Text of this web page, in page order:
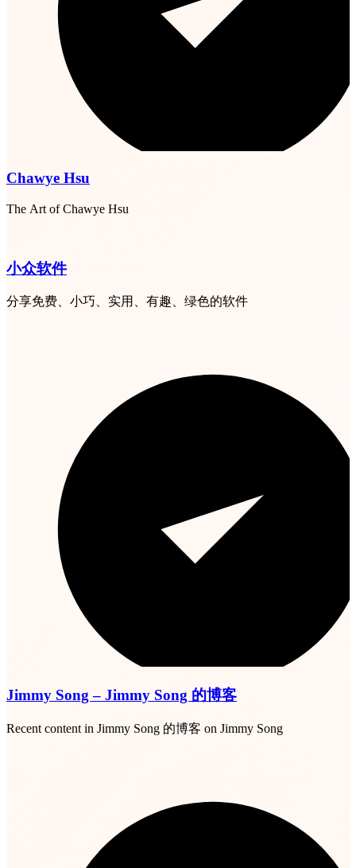
Chawye Hsu
The Art of Chawye Hsu
小众软件
分享免费、小巧、实用、有趣、绿色的软件
Jimmy Song – Jimmy Song 的博客
Recent content in Jimmy Song 的博客 on Jimmy Song